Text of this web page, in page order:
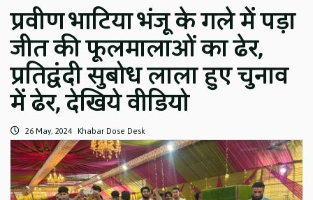
प्रवीण भाटिया भंजू के गले में पड़ा
जीत की फूलमालाओं का ढेर,
प्रतिद्वंदी सुबोध लाला हुए चुनाव
में ढेर, देखिये वीडियो
26 May, 2024 Khabar Dose Desk